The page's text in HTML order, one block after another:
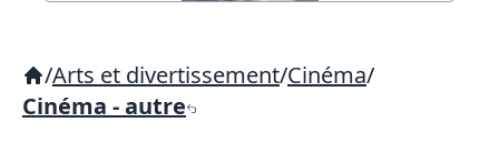
/Arts et divertissement/Cinéma/
Cinéma - autre